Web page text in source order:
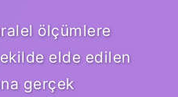
ölçümlere
elde edilen
gerçek